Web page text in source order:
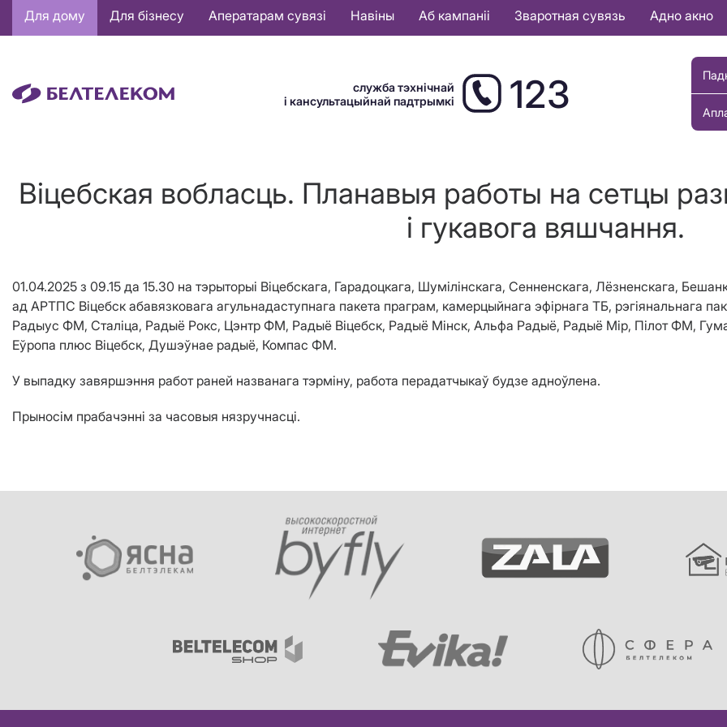
Основная
навигация
Для дому Для бізнесу Аператарам сувязі Навіны Аб кампаніі Зваротная сувязь Адно акно
служба тэхнічнай
і кансультацыйнай падтрымкі
123
Віцебская вобласць. Планавыя работы на сетцы
і гукавога вяшчання.
01.04.2025 з 09.15 да 15.30 на тэрыторыі Віцебскага, Гарадоцкага, Шумілінскага, Сенненскага, Лёзненскага,
ад АРТПС Віцебск абавязковага агульнадаступнага пакета праграм, камерцыйнага эфірнага ТБ, рэгіянальнага
Радыус ФМ, Сталіца, Радыё Рокс, Цэнтр ФМ, Радыё Віцебск, Радыё Мінск, Альфа Радыё, Радыё Мiр, Пілот ФМ,
Еўропа плюс Віцебск, Душэўнае радыё, Компас ФМ.
У выпадку завяршэння работ раней названага тэрміну, работа перадатчыкаў будзе адноўлена.
Прыносім прабачэнні за часовыя нязручнасці.